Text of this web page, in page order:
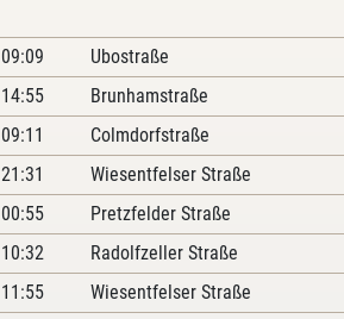
09:09 Ubostraße
14:55 Brunhamstraße
09:11 Colmdorfstraße
21:31 Wiesentfelser Straße
00:55 Pretzfelder Straße
10:32 Radolfzeller Straße
11:55 Wiesentfelser Straße